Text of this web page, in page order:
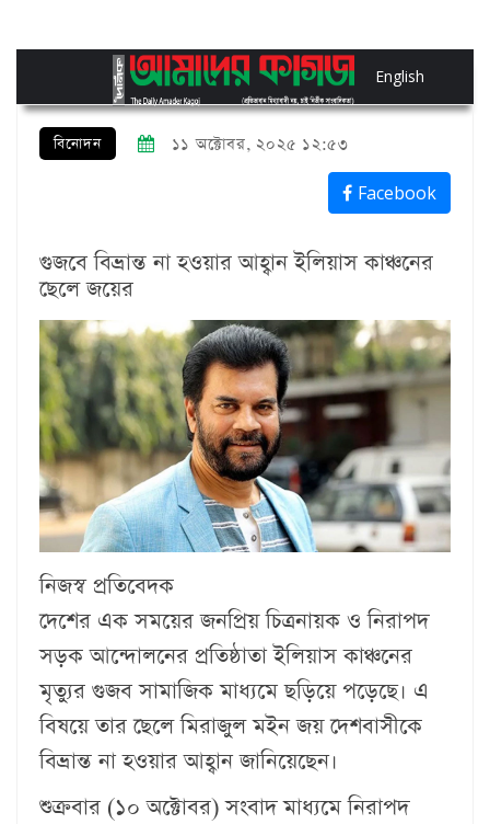
English
বিনোদন ১১ অক্টোবর, ২০২৫ ১২:৫৩
Facebook
গুজবে বিভ্রান্ত না হওয়ার আহ্বান ইলিয়াস কাঞ্চনের
ছেলে জয়ের
নিজস্ব প্রতিবেদক
দেশের এক সময়ের জনপ্রিয় চিত্রনায়ক ও নিরাপদ
সড়ক আন্দোলনের প্রতিষ্ঠাতা ইলিয়াস কাঞ্চনের
মৃত্যুর গুজব সামাজিক মাধ্যমে ছড়িয়ে পড়েছে। এ
বিষয়ে তার ছেলে মিরাজুল মইন জয় দেশবাসীকে
বিভ্রান্ত না হওয়ার আহ্বান জানিয়েছেন।
শুক্রবার (১০ অক্টোবর) সংবাদ মাধ্যমে নিরাপদ